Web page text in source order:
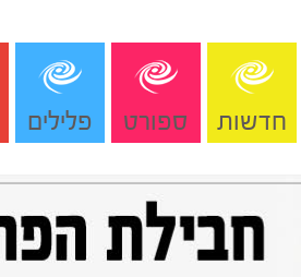
חדשות ספורט פלילים